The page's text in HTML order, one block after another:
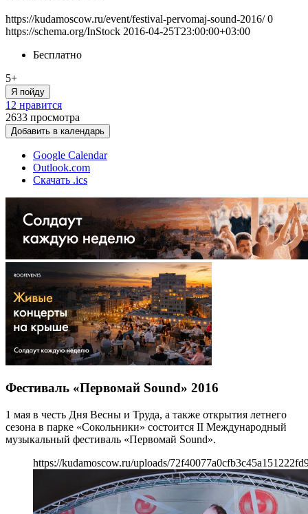
https://kudamoscow.ru/event/festival-pervomaj-sound-2016/ 0
https://schema.org/InStock 2016-04-25T23:00:00+03:00
Бесплатно
5+
Я пойду
12 нравится
2633 просмотра
Добавить в календарь
Google Calendar
Outlook.com
Скачать .ics
Фестиваль «Первомай Sound» 2016
1 мая в честь Дня Весны и Труда, а также открытия летнего
сезона в парке «Сокольники» состоится II Международный
музыкальный фестиваль «Первомай Sound».
https://kudamoscow.ru/uploads/